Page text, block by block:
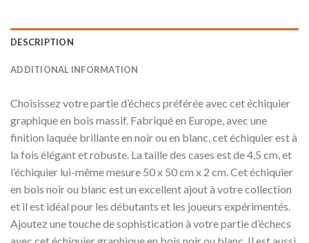
DESCRIPTION
ADDITIONAL INFORMATION
Choisissez votre partie d’échecs préférée avec cet échiquier
graphique en bois massif. Fabriqué en Europe, avec une
finition laquée brillante en noir ou en blanc, cet échiquier est à
la fois élégant et robuste. La taille des cases est de 4,5 cm, et
l’échiquier lui-même mesure 50 x 50 cm x 2 cm. Cet échiquier
en bois noir ou blanc est un excellent ajout à votre collection
et il est idéal pour les débutants et les joueurs expérimentés.
Ajoutez une touche de sophistication à votre partie d’échecs